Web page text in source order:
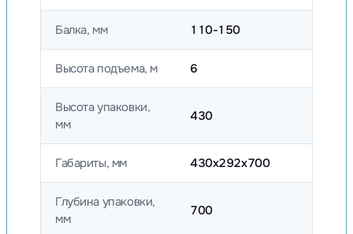
Балка, мм 110-150
Высота подъема, м 6
Высота упаковки,
мм
430
Габариты, мм 430x292x700
Глубина упаковки,
мм
700